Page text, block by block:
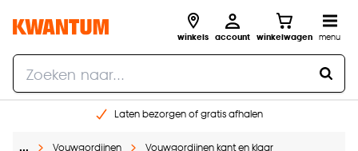
winkels account winkelwagen menu
Laten bezorgen of gratis afhalen
… Vouwgordijnen Vouwgordijnen kant en klaar